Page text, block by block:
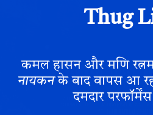
Thug
कमल हासन और मणि
नायकनके बाद वापस आ
दमदार